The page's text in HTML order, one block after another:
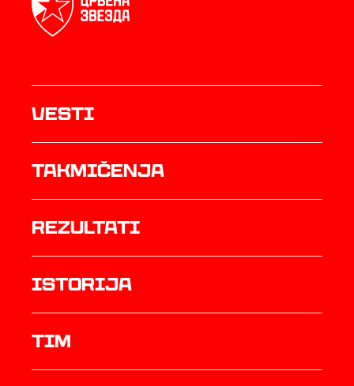
Vesti
Takmičenja
rezultati
istorija
TIM